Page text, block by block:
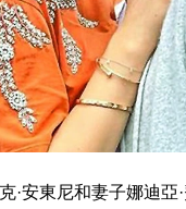
·安東尼和妻子娜迪亞